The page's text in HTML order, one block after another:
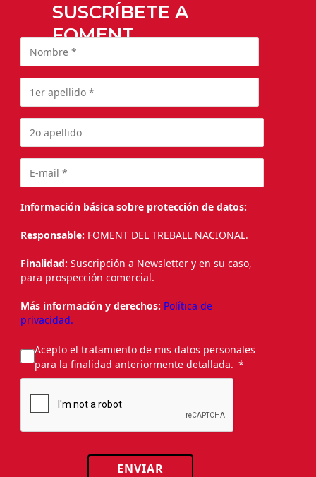
SUSCRÍBETE A
FOMENT
Información básica sobre protección de datos:
Responsable: FOMENT DEL TREBALL NACIONAL.
Finalidad: Suscripción a Newsletter y en su caso,
para prospección comercial.
Más información y derechos: Política de
privacidad.
Acepto el tratamiento de mis datos personales
para la finalidad anteriormente detallada.
ENVIAR